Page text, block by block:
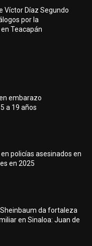
Víctor Díaz Segundo
por la
Teacapán
embarazo
a 19 años
policías asesinados en
en 2025
da fortaleza
en Sinaloa: Juan de